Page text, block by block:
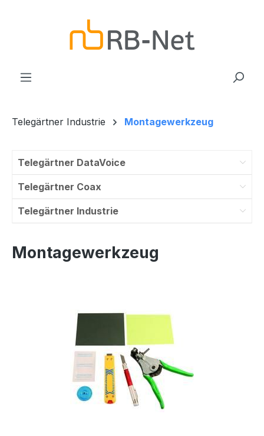
Telegärtner Industrie Montagewerkzeug
Telegärtner DataVoice
Telegärtner Coax
Telegärtner Industrie
Montagewerkzeug